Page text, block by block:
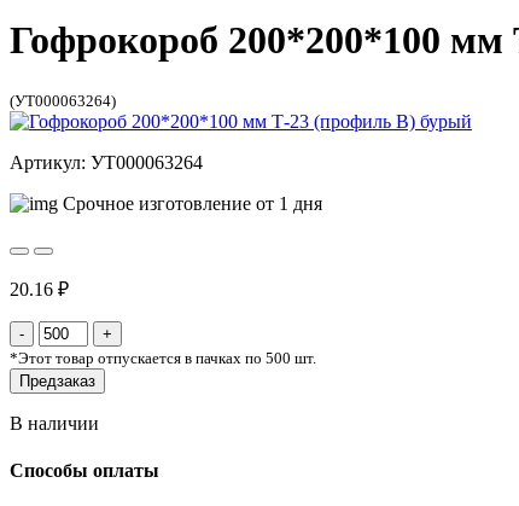
Гофрокороб 200*200*100
(УТ000063264)
Артикул: УТ000063264
Срочное изготовление от 1 дня
20.16 ₽
*Этот товар отпускается в пачках по 500 шт.
Предзаказ
В наличии
Способы оплаты